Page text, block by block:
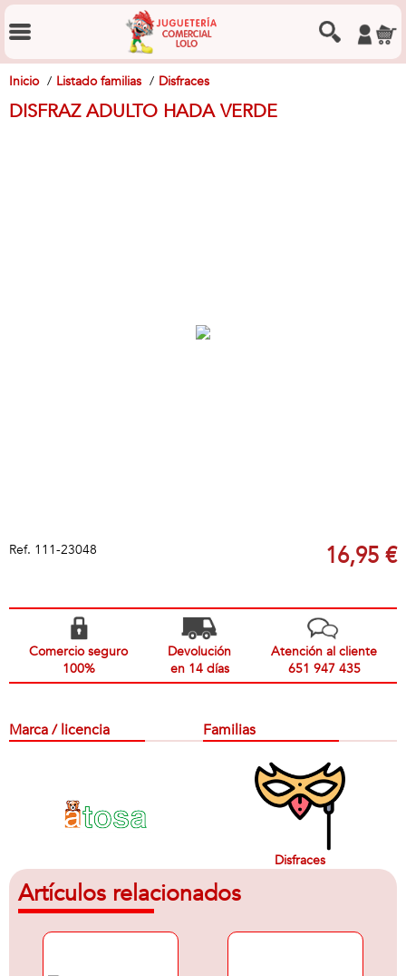
Inicio Listado familias Disfraces
DISFRAZ ADULTO HADA VERDE
Ref. 111-23048 16,95 €
Comercio seguro
100%
Devolución
en 14 días
Atención al cliente
651 947 435
Marca / licencia Familias
Disfraces
Artículos relacionados